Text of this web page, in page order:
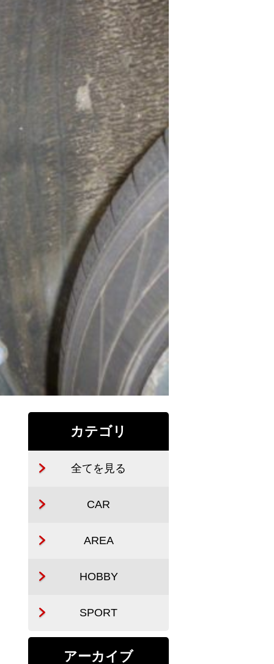
カテゴリ
全てを見る
CAR
AREA
HOBBY
SPORT
アーカイブ